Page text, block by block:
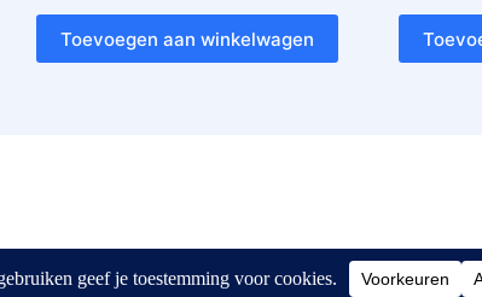
Toevoegen aan winkelwagen
van onze diensten, gaat u akkoord met ons gebruik